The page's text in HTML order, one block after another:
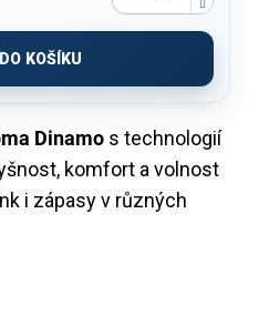
Dinamo s technologií
komfort a volnost
i zápasy v různých
KOŠÍKU